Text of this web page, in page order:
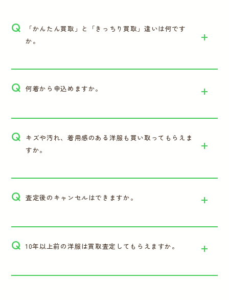
Q
「かんたん買取」と「きっちり買取」違いは何です
か。
Q 何着から申込めますか。
Q キズや汚れ、着用感のある洋服も買い取ってもらえま
すか。
Q 査定後のキャンセルはできますか。
Q 10年以上前の洋服は買取査定してもらえますか。